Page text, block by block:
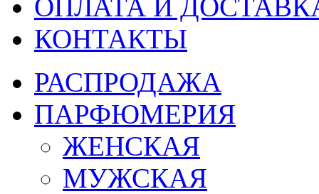
ОПЛАТА И
КОНТАКТЫ
РАСПРОДАЖА
ПАРФЮМЕРИЯ
ЖЕНСКАЯ
МУЖСКАЯ